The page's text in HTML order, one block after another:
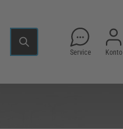
Service Konto